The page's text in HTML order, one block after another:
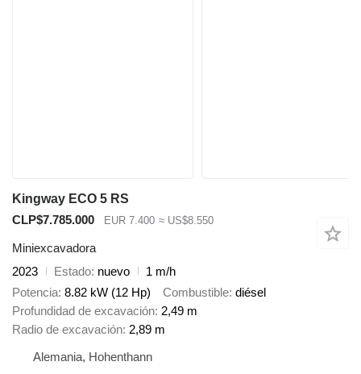
Kingway ECO 5 RS
CLP$7.785.000
EUR 7.400 ≈ US$8.550
Miniexcavadora
2023
Estado nuevo
1 m/h
Potencia 8.82 kW (12 Hp) Combustible diésel
Profundidad de excavación 2,49 m
Radio de excavación 2,89 m
Alemania, Hohenthann